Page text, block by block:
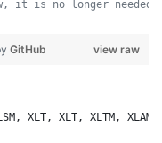
it is no longer needed
view raw
GitHub
XLT, XLT, XLTM,